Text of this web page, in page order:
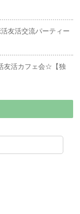
友活交流パーティー
友活カフェ会☆【独